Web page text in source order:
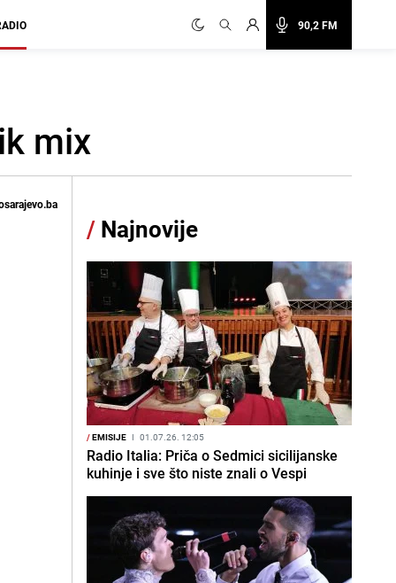
90,2 FM
mix
/ Najnovije
/EMISIJE I 01.07.26. 12:05
Radio Italia: Priča o Sedmici sicilijanske
kuhinje i sve što niste znali o Vespi